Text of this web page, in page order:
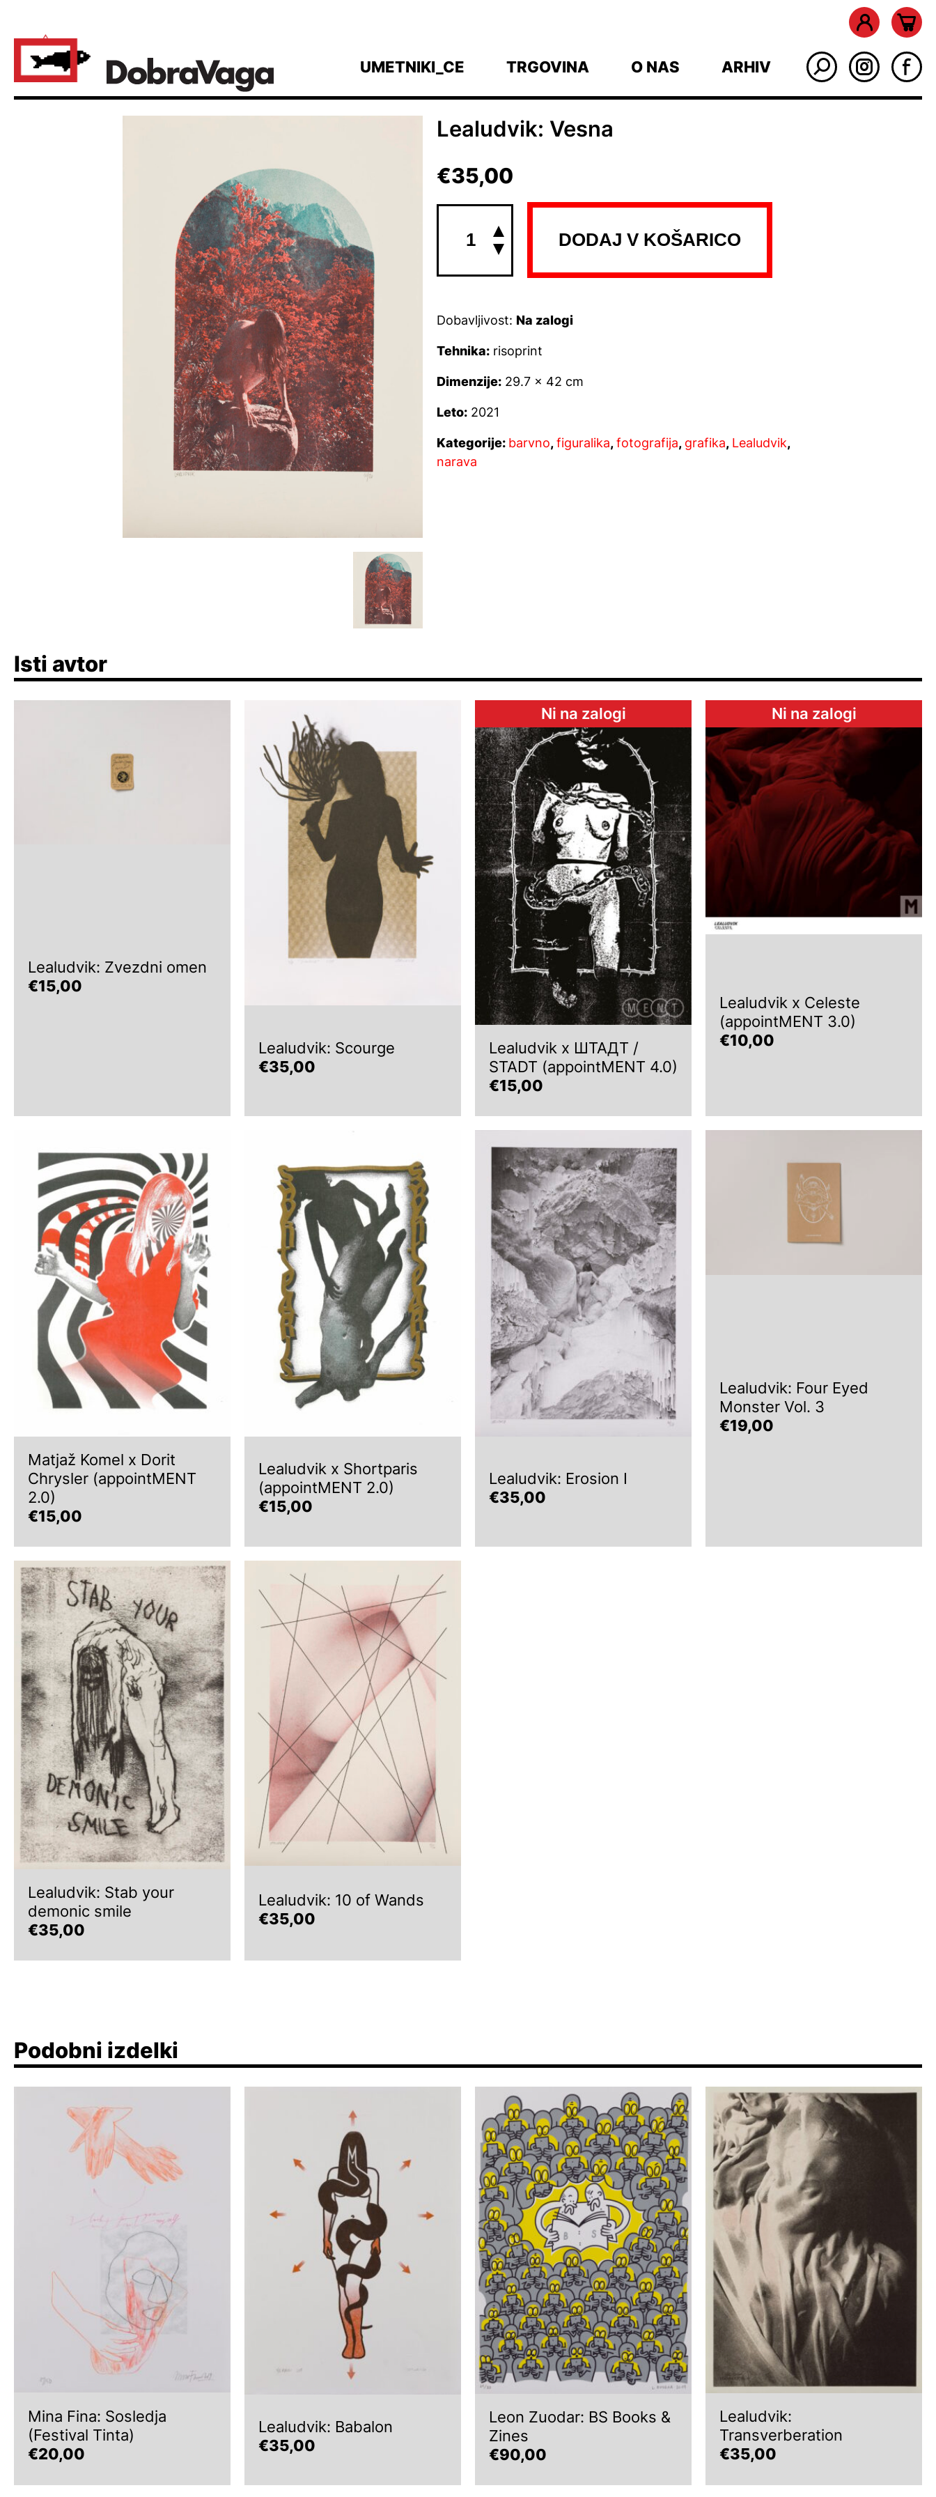
UMETNIKI_CE TRGOVINA O NAS ARHIV
Lealudvik: Vesna
€35,00
količina
DODAJ V KOŠARICO
Dobavljivost: Na zalogi
Tehnika: risoprint
Dimenzije: 29.7 x 42 cm
Leto: 2021
Kategorije: barvno,figuralika,fotografija, grafika, Lealudvik,
narava
Isti avtor
Lealudvik: Zvezdni omen
€15,00
Lealudvik: Scourge
€35,00
Ni na zalogi
Lealudvik x ШТАДТ /
STADT (appointMENT 4.0)
€15,00
Ni na zalogi
Lealudvik x Celeste
(appointMENT 3.0)
€10,00
Matjaž Komel x Dorit
Chrysler (appointMENT
2.0)
€15,00
Lealudvik x Shortparis
(appointMENT 2.0)
€15,00
Lealudvik: Erosion I
€35,00
Lealudvik: Four Eyed
Monster Vol. 3
€19,00
Lealudvik: Stab your
demonic smile
€35,00
Lealudvik: 10 of Wands
€35,00
Podobni izdelki
Mina Fina: Sosledja
(Festival Tinta)
€20,00
Lealudvik: Babalon
€35,00
Leon Zuodar: BS Books &
Zines
€90,00
Lealudvik:
Transverberation
€35,00